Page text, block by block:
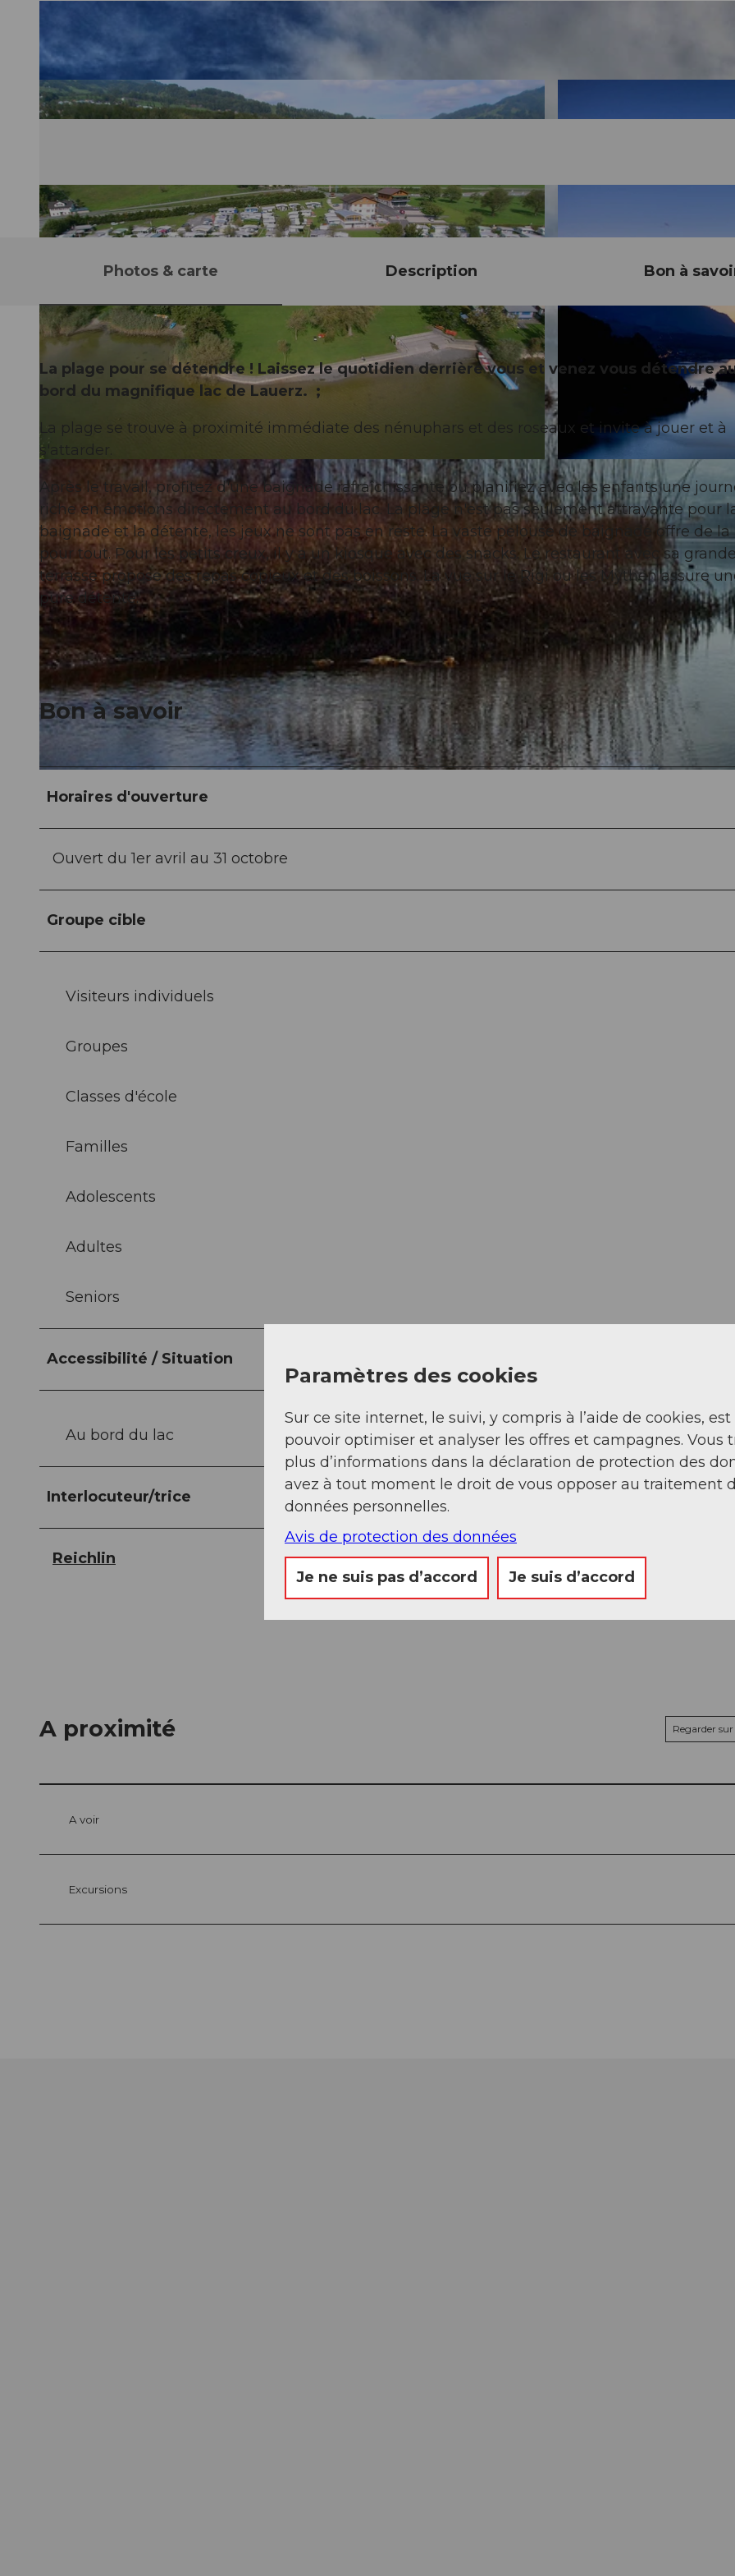
© Strandbad Buchenhof | © Hasselblad H3D, Stefan Zürrer | CC-BY-SA
Photos & carte Description Bon à
La plage pour se détendre ! Laissez le quotidien derrière vous et venez vous détendre
bord du magnifique lac de Lauerz. ;
La plage se trouve à proximité immédiate des nénuphars et des roseaux et invite à jouer et à
s'attarder.
Après le travail, profitez d'une baignade rafraîchissante ou planifiez avec les enfants une
riche en émotions directement au bord du lac. La plage n'est pas seulement attrayante pour
baignade et la détente, les jeux ne sont pas en reste. La vaste pelouse de baignade offre de la
pour tout. Pour les petits creux, il y a un kiosque avec des snacks. Le restaurant avec sa grande
terrasse propose des repas copieux et des boissons. La vue sur le Rigi ou les Mythen assure
pure détente.
Bon à savoir
Horaires d'ouverture
Ouvert du 1er avril au 31 octobre
Groupe cible
Visiteurs individuels
Groupes
Classes d'école
Familles
Adolescents
Adultes
Seniors
Accessibilité / Situation
Au bord du lac
Interlocuteur/trice
Reichlin
A proximité Regarder
A voir
Excursions
Paramètres des cookies
Sur ce site internet, le suivi, y compris à l’aide de cookies,
pouvoir optimiser et analyser les offres et campagnes. Vous
plus d’informations dans la déclaration de protection des
avez à tout moment le droit de vous opposer au traitement
données personnelles.
Avis de protection des données
Je ne suis pas d’accord Je suis d’accord